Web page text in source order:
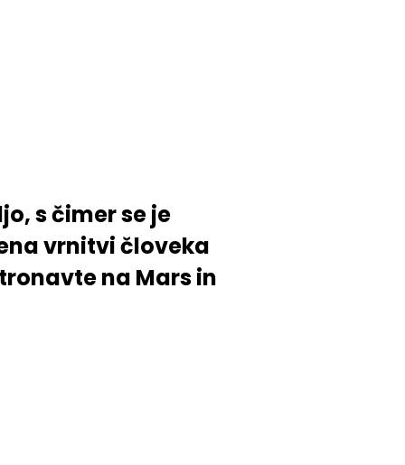
s čimer se je
vrnitvi človeka
na Mars in